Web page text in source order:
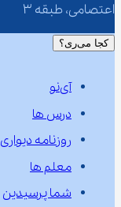
اعتصامی، طبقه 3
کجا می‌ری؟
آی‌نو
درس ها
روزنامه دیواری
معلم ها
شما پرسیدین